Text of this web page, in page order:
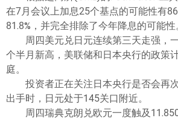
在7月会议上加息25个基点的可能性有
81.8%，并完全排除了今年降息的可能性。
周四美元兑日元连续第三天走强，
个半月新高，美联储和日本央行的政策
庭。
投资者正在关注日本央行是否会再
出手时，日元处于145关口附近。
周四瑞典克朗兑欧元一度触及